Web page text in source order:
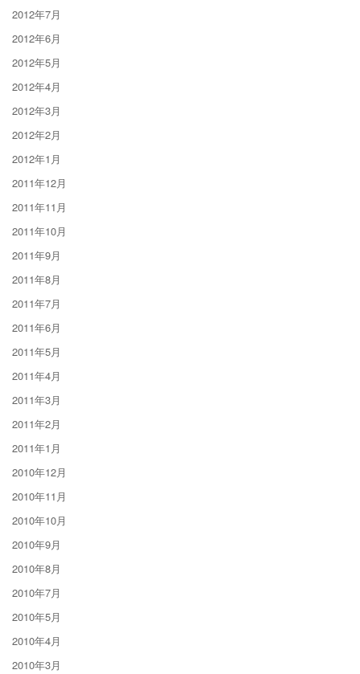
2012年7月
2012年6月
2012年5月
2012年4月
2012年3月
2012年2月
2012年1月
2011年12月
2011年11月
2011年10月
2011年9月
2011年8月
2011年7月
2011年6月
2011年5月
2011年4月
2011年3月
2011年2月
2011年1月
2010年12月
2010年11月
2010年10月
2010年9月
2010年8月
2010年7月
2010年5月
2010年4月
2010年3月